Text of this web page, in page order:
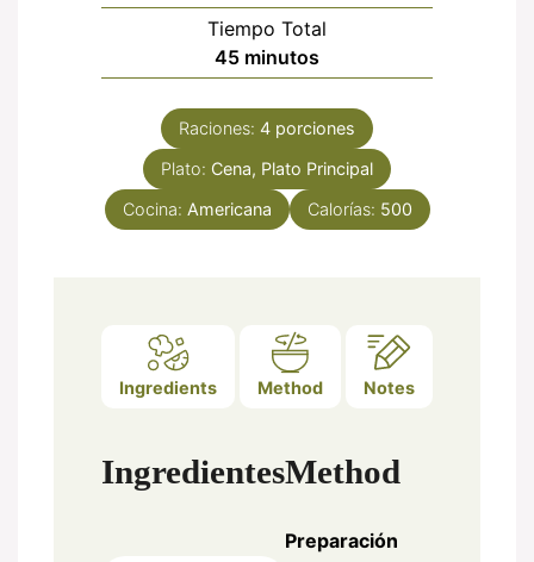
Tiempo Total
45minutos
minutos
Raciones: 4 porciones
Plato: Cena, Plato Principal
Cocina: Americana Calorías: 500
Ingredients Method Notes
IngredientesMethod
Preparación